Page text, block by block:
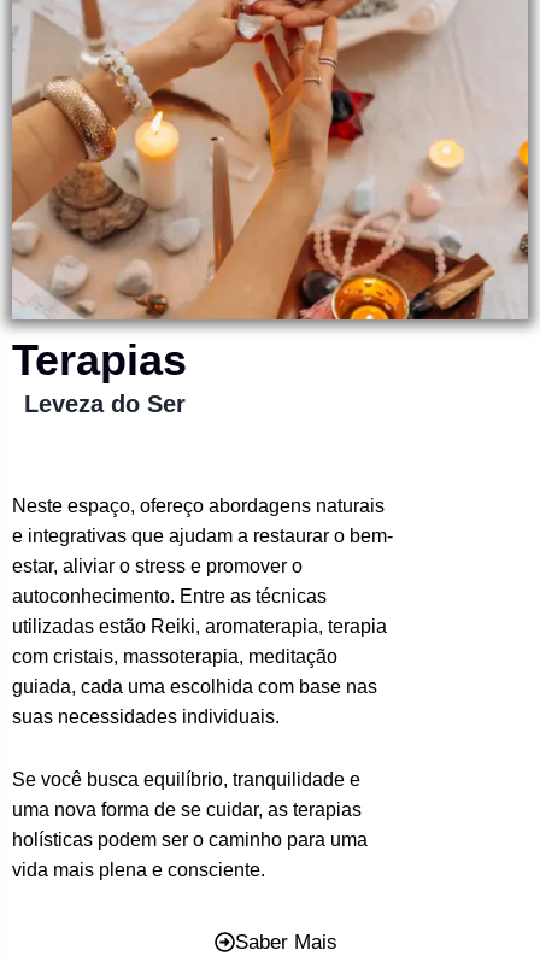
Terapias
Leveza do Ser
Neste espaço, ofereço abordagens naturais
e integrativas que ajudam a restaurar o bem-
estar, aliviar o stress e promover o
autoconhecimento. Entre as técnicas
utilizadas estão Reiki, aromaterapia, terapia
com cristais, massoterapia, meditação
guiada, cada uma escolhida com base nas
suas necessidades individuais.
Se você busca equilíbrio, tranquilidade e
uma nova forma de se cuidar, as terapias
holísticas podem ser o caminho para uma
vida mais plena e consciente.
Saber Mais